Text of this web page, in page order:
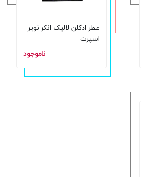
عطر ادکلن لالیک انکر نویر
اسپرت
ناموجود